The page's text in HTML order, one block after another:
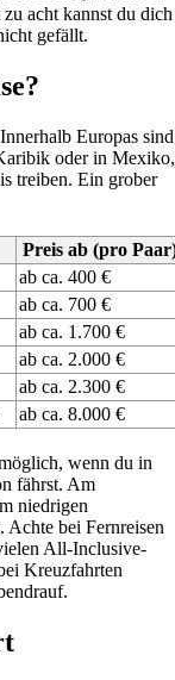
acht kannst du dich
gefällt.
Europas sind
oder in Mexiko,
treiben. Ein grober
Preis ab (pro
ab ca. 400 €
ab ca. 700 €
ab ca. 1.700 €
ab ca. 2.000 €
ab ca. 2.300 €
ab ca. 8.000 €
wenn du in
fährst. Am
niedrigen
Achte bei Fernreisen
All-Inclusive-
Kreuzfahrten